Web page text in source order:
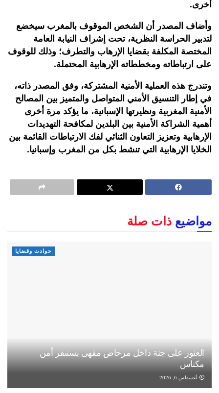
أخرى.
وأضاف المصدر أن الشخص الموقوف بالمغرب سيخضع
لتدبير الحراسة النظرية، تحت إشراف النيابة العامة
المختصة المكلفة بقضايا الإرهاب والتطرف؛ وذلك للوقوف
على ارتباطاته ومخططاته الإرهابية المحتملة.
وتندرج هذه العملية الأمنية المشتركة، وفق المصدر ذاته،
في إطار التنسيق الأمني المتواصل والمتميز بين المصالح
الأمنية المغربية ونظيرتها الإسبانية، ما يؤكد مرة أخرى
أهمية الشراكة الأمنية بين البلدين لمكافحة التهديدات
الإرهابية وتعزيز التعاون الثنائي لفك الارتباطات القائمة بين
الخلايا الإرهابية التي تنشط بكل من المغرب وإسبانيا.
مواضيع ذات صلة
حوادث وقضايا
العثور على جثة داخل مرحاض مقهى يستنفر أمن
مكناس
أغسطس 6, 2026